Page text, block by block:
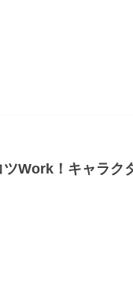
Work！キャラク